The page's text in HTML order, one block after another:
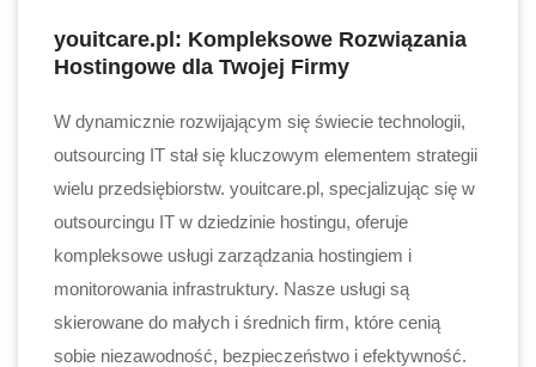
youitcare.pl: Kompleksowe Rozwiązania
Hostingowe dla Twojej Firmy
W dynamicznie rozwijającym się świecie technologii,
outsourcing IT stał się kluczowym elementem strategii
wielu przedsiębiorstw. youitcare.pl, specjalizując się w
outsourcingu IT w dziedzinie hostingu, oferuje
kompleksowe usługi zarządzania hostingiem i
monitorowania infrastruktury. Nasze usługi są
skierowane do małych i średnich firm, które cenią
sobie niezawodność, bezpieczeństwo i efektywność.